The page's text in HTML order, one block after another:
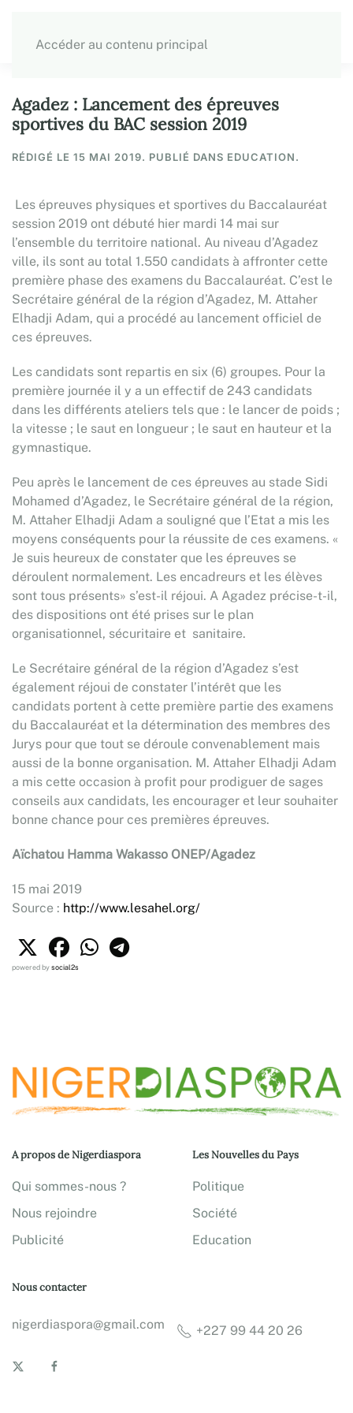
Accéder au contenu principal
Agadez : Lancement des épreuves
sportives du BAC session 2019
RÉDIGÉ LE 15 MAI 2019. PUBLIÉ DANS EDUCATION.
Les épreuves physiques et sportives du Baccalauréat
session 2019 ont débuté hier mardi 14 mai sur
l’ensemble du territoire national. Au niveau d’Agadez
ville, ils sont au total 1.550 candidats à affronter cette
première phase des examens du Baccalauréat. C’est le
Secrétaire général de la région d’Agadez, M. Attaher
Elhadji Adam, qui a procédé au lancement officiel de
ces épreuves.
Les candidats sont repartis en six (6) groupes. Pour la
première journée il y a un effectif de 243 candidats
dans les différents ateliers tels que : le lancer de poids ;
la vitesse ; le saut en longueur ; le saut en hauteur et la
gymnastique.
Peu après le lancement de ces épreuves au stade Sidi
Mohamed d’Agadez, le Secrétaire général de la région,
M. Attaher Elhadji Adam a souligné que l’Etat a mis les
moyens conséquents pour la réussite de ces examens. «
Je suis heureux de constater que les épreuves se
déroulent normalement. Les encadreurs et les élèves
sont tous présents» s’est-il réjoui. A Agadez précise-t-il,
des dispositions ont été prises sur le plan
organisationnel, sécuritaire et sanitaire.
Le Secrétaire général de la région d’Agadez s’est
également réjoui de constater l’intérêt que les
candidats portent à cette première partie des examens
du Baccalauréat et la détermination des membres des
Jurys pour que tout se déroule convenablement mais
aussi de la bonne organisation. M. Attaher Elhadji Adam
a mis cette occasion à profit pour prodiguer de sages
conseils aux candidats, les encourager et leur souhaiter
bonne chance pour ces premières épreuves.
Aïchatou Hamma Wakasso ONEP/Agadez
15 mai 2019
Source : http://www.lesahel.org/
powered bysocial2s
A propos de Nigerdiaspora
Qui sommes-nous ?
Nous rejoindre
Publicité
Les Nouvelles du Pays
Politique
Société
Education
Nous contacter
nigerdiaspora@gmail.com +227 99 44 20 26